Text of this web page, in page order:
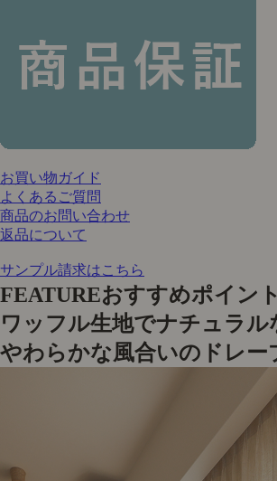
お買い物ガイド
よくあるご質問
商品のお問い合わせ
返品について
サンプル請求はこちら
FEATUREおすすめポイント
ワッフル生地でナチュラル
やわらかな風合いのドレー